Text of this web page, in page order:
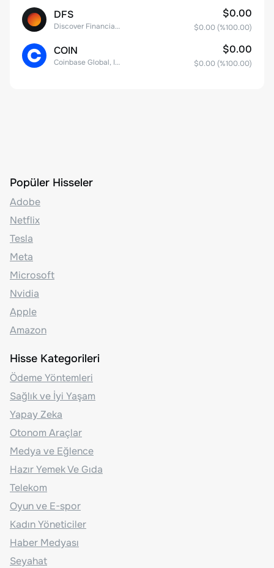
DFS
Discover Financial Services
$0.00
$0.00 (%100.00)
COIN
Coinbase Global, Inc. Class A Common Stock
$0.00
$0.00 (%100.00)
Popüler Hisseler
Adobe
Netflix
Tesla
Meta
Microsoft
Nvidia
Apple
Amazon
Hisse Kategorileri
Ödeme Yöntemleri
Sağlık ve İyi Yaşam
Yapay Zeka
Otonom Araçlar
Medya ve Eğlence
Hazır Yemek Ve Gıda
Telekom
Oyun ve E-spor
Kadın Yöneticiler
Haber Medyası
Seyahat